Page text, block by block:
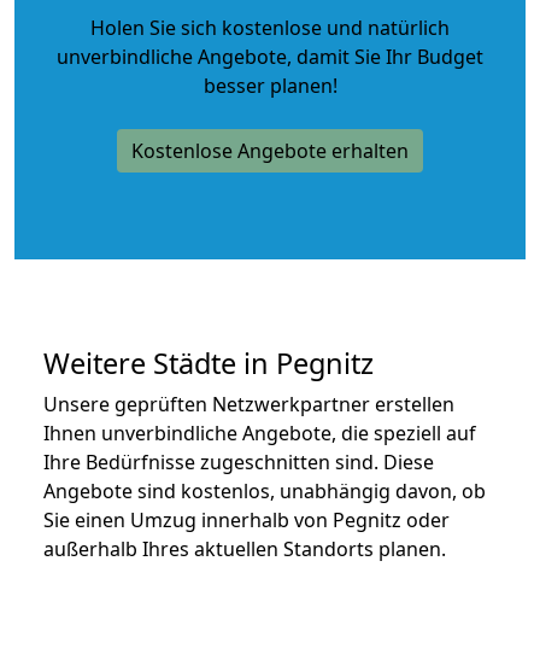
Holen Sie sich kostenlose und natürlich
unverbindliche Angebote, damit Sie Ihr Budget
besser planen!
Kostenlose Angebote erhalten
Weitere Städte in Pegnitz
Unsere geprüften Netzwerkpartner erstellen
Ihnen unverbindliche Angebote, die speziell auf
Ihre Bedürfnisse zugeschnitten sind. Diese
Angebote sind kostenlos, unabhängig davon, ob
Sie einen Umzug innerhalb von Pegnitz oder
außerhalb Ihres aktuellen Standorts planen.